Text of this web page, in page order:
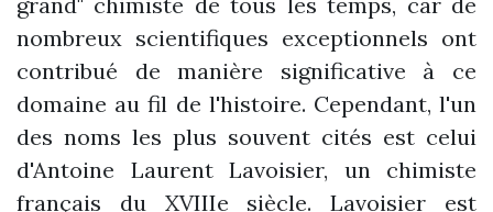
nombreux scientifiques exceptionnels ont
contribué de manière significative à ce
domaine au fil de l'histoire. Cependant, l'un
des noms les plus souvent cités est celui
d'Antoine Laurent Lavoisier, un chimiste
français du XVIIIe siècle. Lavoisier est